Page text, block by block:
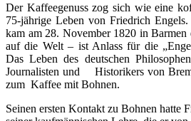
Der Kaffeegenuss zog sich wie eine
75-jährige Leben von Friedrich
kam am 28. November 1820 in
auf die Welt – ist Anlass für die
Das Leben des deutschen
Journalisten und Historikers von
zum Kaffee mit Bohnen.
Seinen ersten Kontakt zu Bohnen hatte